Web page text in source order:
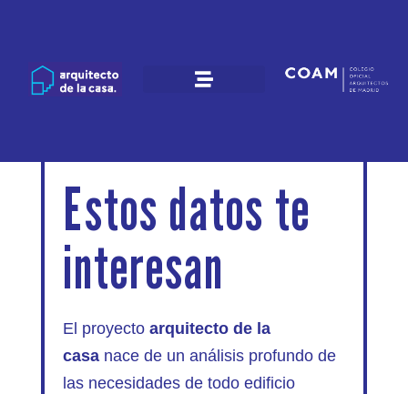
Estos datos te
interesan
El proyecto arquitecto de la
casanace de un análisis profundo de
las necesidades de todo edificio